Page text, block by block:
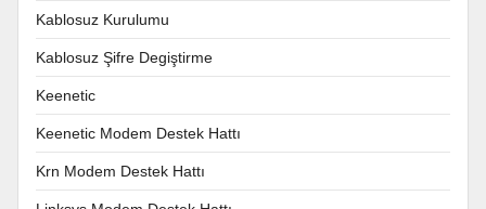
Kablosuz Kurulumu
Kablosuz Şifre Degiştirme
Keenetic
Keenetic Modem Destek Hattı
Krn Modem Destek Hattı